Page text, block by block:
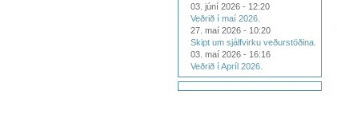
03. júní 2026 - 12:20
Veðrið í maí 2026.
27. maí 2026 - 10:20
Skipt um sjálfvirku veðurstöðina.
03. maí 2026 - 16:16
Veðrið í Apríl 2026.